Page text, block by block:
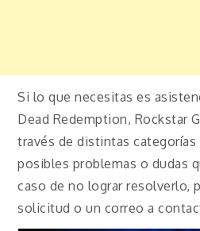
Si lo que necesitas es
Dead Redemption, Rockstar
través de distintas
posibles problemas o dudas
caso de no lograr resolverlo,
solicitud o un correo a